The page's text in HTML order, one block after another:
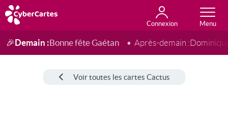
Connexion
Anniversaire
Fête du jour
Amour
Amitié
Merci
Toutes les cartes
🎉Demain :Bonne fête Gaétan Après-demain :
Voir toutes les cartes Cactus